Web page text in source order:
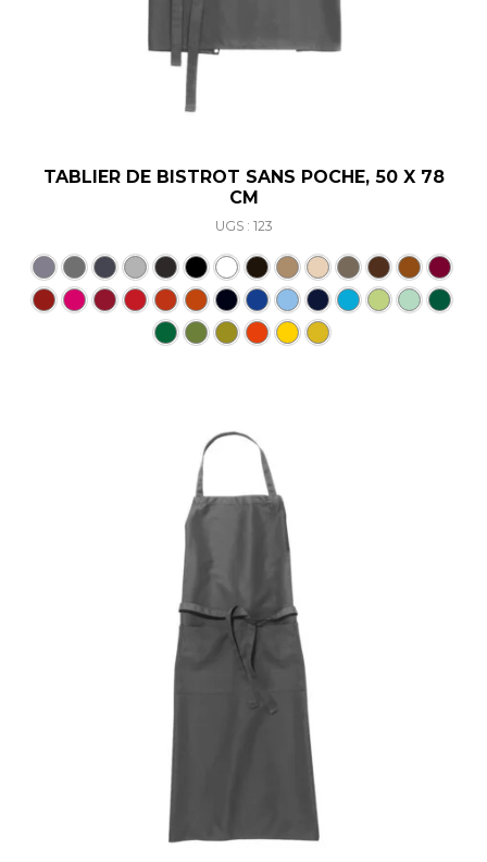
TABLIER DE BISTROT SANS POCHE, 50 X 78
CM
UGS : 123